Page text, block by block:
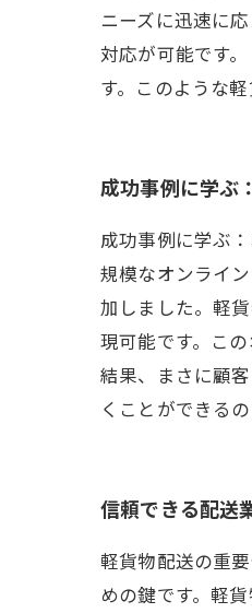
ニーズに迅速に
対応が可能です
す。このような
成功事例に学ぶ
成功事例に学ぶ
規模なオンライ
加しました。軽
現可能です。こ
結果、まさに顧
くことができる
信頼できる配送
軽貨物配送の重
めの鍵です。軽